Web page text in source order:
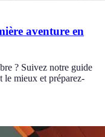
aventure en
? Suivez notre guide
le mieux et préparez-